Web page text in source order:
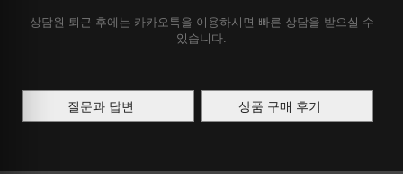
상담원 퇴근 후에는 카카오톡을 이용하시면 빠른 상담을 받으실 수
있습니다.
질문과 답변 상품 구매 후기